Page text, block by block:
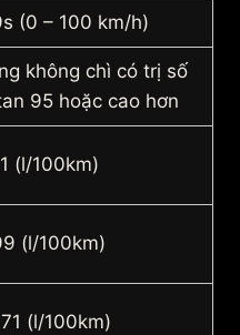
(0 – 100 km/h)
không chì có trị số
95 hoặc cao hơn
(l/100km)
(l/100km)
(l/100km)